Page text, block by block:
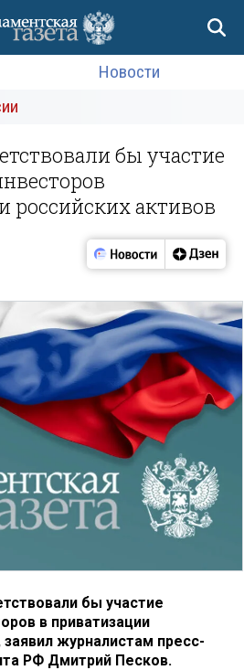
Новости
бы участие
российских активов
бы участие
в приватизации
заявил журналистам пресс-
РФ Дмитрий Песков.